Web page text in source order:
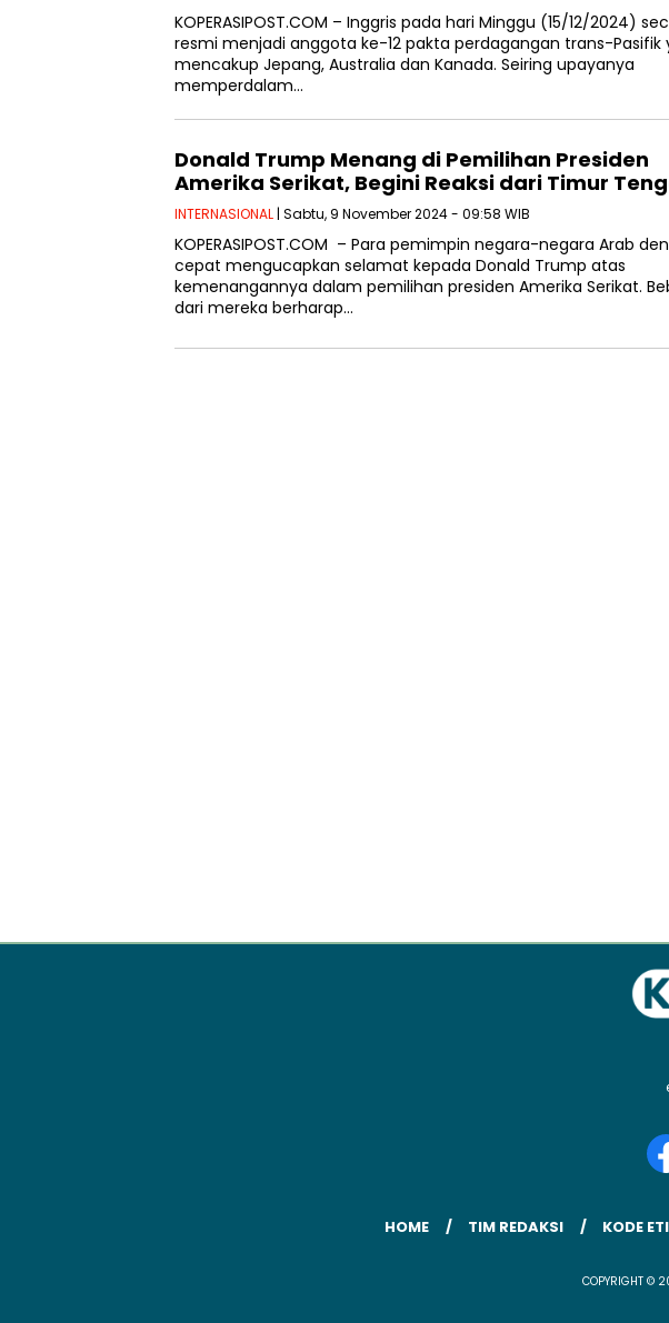
KOPERASIPOST.COM – Inggris pada hari Minggu (15/12/2024)
resmi menjadi anggota ke-12 pakta perdagangan trans-Pasifik
mencakup Jepang, Australia dan Kanada. Seiring upayanya
memperdalam…
Donald Trump Menang di Pemilihan Presiden
Amerika Serikat, Begini Reaksi dari Timur
INTERNASIONAL | Sabtu, 9 November 2024 - 09:58 WIB
KOPERASIPOST.COM – Para pemimpin negara-negara Arab
cepat mengucapkan selamat kepada Donald Trump atas
kemenangannya dalam pemilihan presiden Amerika Serikat.
dari mereka berharap…
HOME TIM REDAKSI KODE
COPYRIGHT ©